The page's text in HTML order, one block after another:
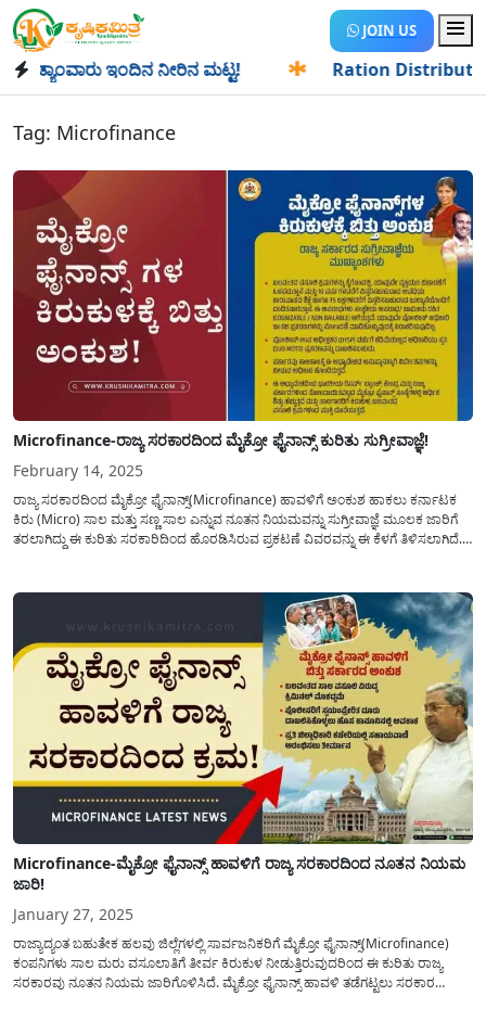
JOIN US
ಇಂದಿನ ನೀರಿನ ಮಟ್ಟ! Ration Distribution-
Tag: Microfinance
Microfinance-ರಾಜ್ಯ ಸರಕಾರದಿಂದ ಮೈಕ್ರೋ ಫೈನಾನ್ಸ್ ಕುರಿತು ಸುಗ್ರೀವಾಜ್ಞೆ!
February 14, 2025
ರಾಜ್ಯ ಸರಕಾರದಿಂದ ಮೈಕ್ರೋ ಫೈನಾನ್ಸ್(Microfinance) ಹಾವಳಿಗೆ ಅಂಕುಶ ಹಾಕಲು ಕರ್ನಾಟಕ
ಕಿರು (Micro) ಸಾಲ ಮತ್ತು ಸಣ್ಣ ಸಾಲ ಎನ್ನುವ ನೂತನ ನಿಯಮವನ್ನು ಸುಗ್ರೀವಾಜ್ಞೆ ಮೂಲಕ ಜಾರಿಗೆ
ತರಲಾಗಿದ್ದು ಈ ಕುರಿತು ಸರಕಾರಿದಿಂದ ಹೊರಡಿಸಿರುವ ಪ್ರಕಟಣೆ ವಿವರವನ್ನು ಈ ಕೆಳಗೆ ತಿಳಿಸಲಾಗಿದೆ.
Microfinance-ಮೈಕ್ರೋ ಫೈನಾನ್ಸ್ ಹಾವಳಿಗೆ ರಾಜ್ಯ ಸರಕಾರದಿಂದ ನೂತನ ನಿಯಮ
ಜಾರಿ!
January 27, 2025
ರಾಜ್ಯಾದ್ಯಂತ ಬಹುತೇಕ ಹಲವು ಜಿಲ್ಲೆಗಳಲ್ಲಿ ಸಾರ್ವಜನಿಕರಿಗೆ ಮೈಕ್ರೋ ಫೈನಾನ್ಸ್(Microfinance)
ಕಂಪನಿಗಳು ಸಾಲ ಮರು ವಸೂಲಾತಿಗೆ ತೀರ್ವ ಕಿರುಕುಳ ನೀಡುತ್ತಿರುವುದರಿಂದ ಈ ಕುರಿತು ರಾಜ್ಯ
ಸರಕಾರವು ನೂತನ ನಿಯಮ ಜಾರಿಗೊಳಿಸಿದೆ. ಮೈಕ್ರೋ ಫೈನಾನ್ಸ್ ಹಾವಳಿ ತಡೆಗಟ್ಟಲು ಸರಕಾರ